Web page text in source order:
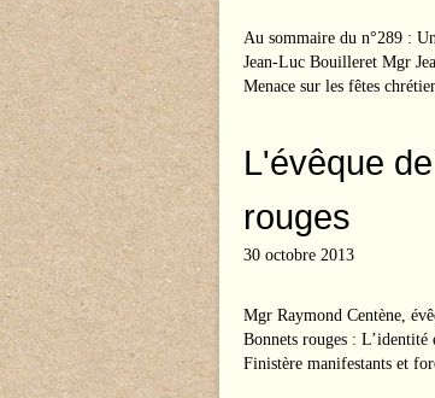
Au sommaire du n°289 :
Jean-Luc Bouilleret Mgr
Menace sur les fêtes
L'évêque
rouges
30 octobre 2013
Mgr Raymond Centène,
Bonnets rouges :
Finistère manifestants et